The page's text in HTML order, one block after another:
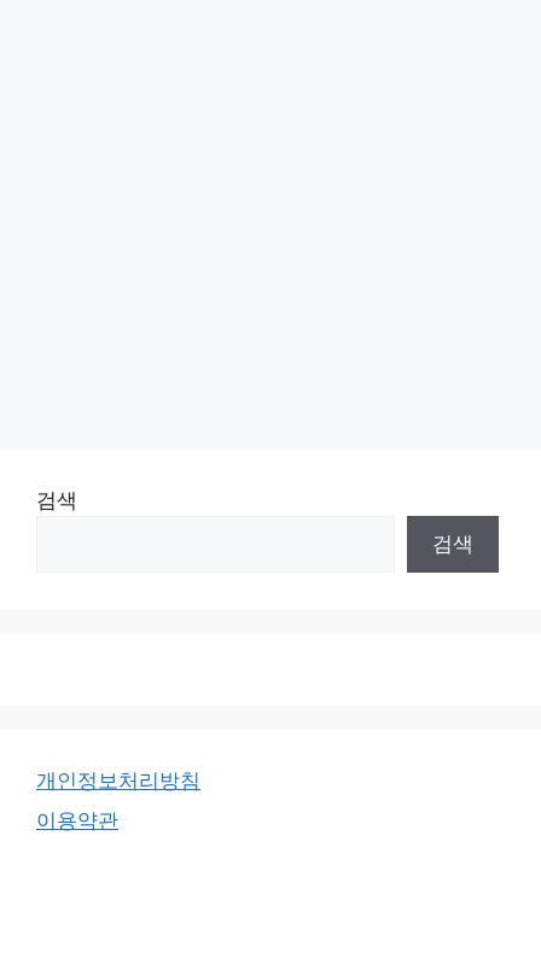
검색
검색
개인정보처리방침
이용약관